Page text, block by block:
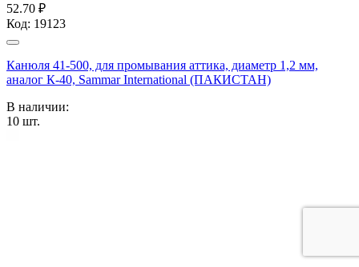
52.70 ₽
Код: 19123
Канюля 41-500, для промывания аттика, диаметр 1,2 мм,
аналог К-40, Sammar International (ПАКИСТАН)
В наличии:
10 шт.